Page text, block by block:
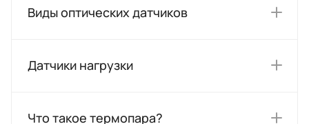
Виды оптических датчиков
Датчики нагрузки
Что такое термопара?